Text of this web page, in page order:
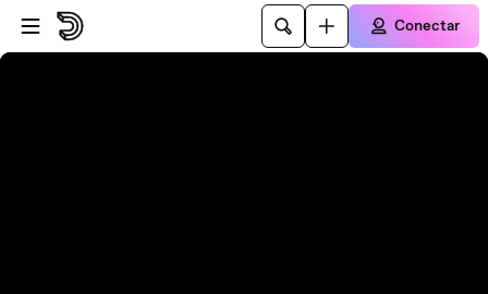
Pular para o player
Ir para o conteúdo principal
Conectar